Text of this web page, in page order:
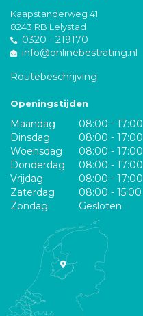
Kaapstanderweg 41
8243 RB Lelystad
0320 - 219170
info@onlinebestrating.nl
Routebeschrijving
Openingstijden
Maandag
08:00 - 17:00
Dinsdag
08:00 - 17:00
Woensdag
08:00 - 17:00
Donderdag
08:00 - 17:00
Vrijdag
08:00 - 17:00
Zaterdag
08:00 - 15:00
Zondag
Gesloten